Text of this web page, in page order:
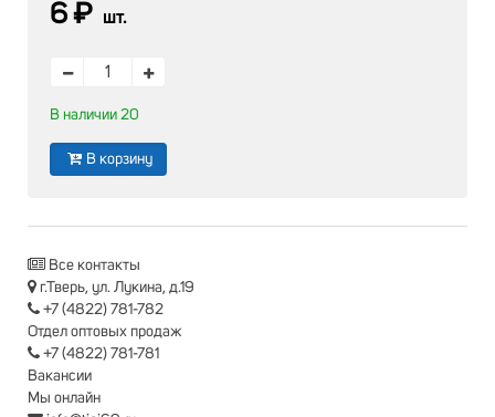
6 ₽ шт.
В наличии 20
В корзину
Все контакты
г.Тверь, ул. Лукина, д.19
+7 (4822) 781-782
Отдел оптовых продаж
+7 (4822) 781-781
Вакансии
Мы онлайн